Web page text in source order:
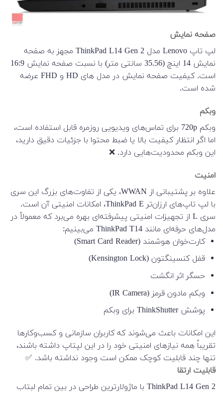
صفحه نمایش
لپ تاپ Lenovo مدل ThinkPad L14 Gen 2 مجهز به صفحه
نمایش 14 اینچ (35.56 سانتی متر) با نسبت صفحه نمایش 16:9
است. کیفیت صفحه نمایش در مدل های HD و FHD عرضه
شده است.
وبکم
وبکم 720p برای تماس‌های ویدیویی روزمره قابل استفاده است،
اما اگر انتظار کیفیت بالا یا ضبط محتوا با جزئیات دقیق دارید،
این وبکم محدودیت‌هایی دارد. ❌
امنیت
علاوه بر پشتیبانی از WWAN، یکی از تفاوت‌های بزرگ این سری
با لپ تاپ‌های ارزان‌تر ThinkPad E، امکانات امنیتی آن است.
سری L از تجهیزات امنیتی پیشرفته‌ای بهره می‌برد که معمولاً در
مدل‌های حرفه‌ای مانند ThinkPad T14 می‌بینیم:
کارت‌خوان هوشمند (Smart Card Reader)
قفل کنسینگتون (Kensington Lock)
حسگر اثر انگشت
وبکم مادون قرمز (IR Camera)
پوشش ThinkShutter برای وبکم
این امکانات باعث می‌شوند که کاربران سازمانی و کسب‌وکارها
تقریباً همه نیازهای امنیتی خود را در این لپتاپ داشته باشند،
تنها چند قابلیت کوچک ممکن است وجود نداشته باشد. ✅
قابلیت ارتقا
ThinkPad L14 Gen 2 با ماژولارترین طراحی در بین تمام لبتاب